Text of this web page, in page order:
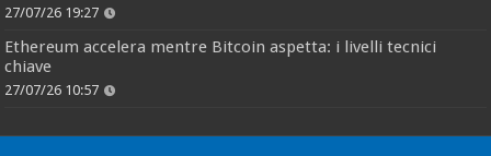
27/07/26 19:27
Ethereum accelera mentre Bitcoin aspetta: i livelli tecnici
chiave
27/07/26 10:57